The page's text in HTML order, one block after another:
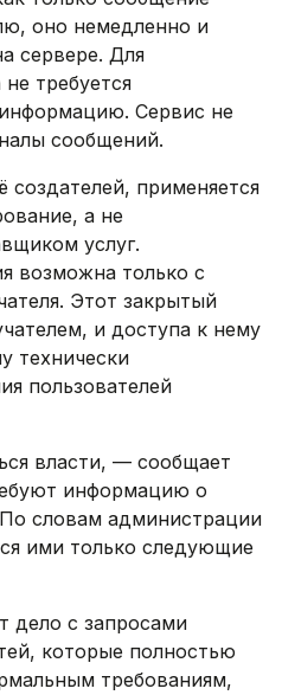
оно немедленно и
сервере. Для
требуется
Сервис не
сообщений.
создателей, применяется
а не
услуг.
возможна только с
Этот закрытый
и доступа к нему
технически
пользователей
власти, — сообщает
информацию о
словам администрации
ими только следующие
дело с запросами
которые полностью
требованиям,